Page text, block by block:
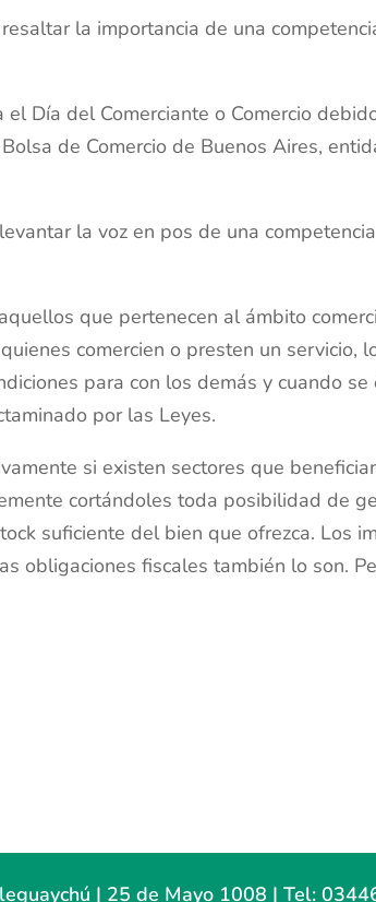
la importancia de una
Día del Comerciante o Comercio
de Comercio de Buenos Aires,
la voz en pos de una
que pertenecen al ámbito
comercien o presten un servicio,
para con los demás y cuando
por las Leyes.
si existen sectores que
cortándoles toda posibilidad de
suficiente del bien que ofrezca. Los
obligaciones fiscales también lo son.
| 25 de Mayo 1008 | Tel: